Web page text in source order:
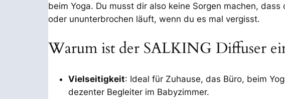
beim Yoga. Du musst dir also keine Sorgen machen,
oder ununterbrochen läuft, wenn du es mal vergisst.
Warum ist der SALKING Diffuser
Vielseitigkeit: Ideal für Zuhause, das Büro, beim
dezenter Begleiter im Babyzimmer.